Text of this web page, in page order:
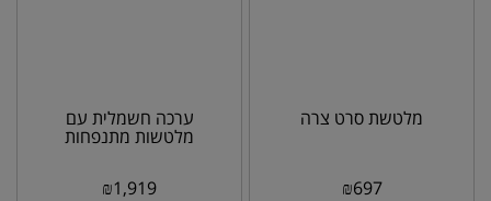
מלטשת סרט צרה
₪697
ערכה חשמלית עם
מלטשות מתנפחות
₪1,919